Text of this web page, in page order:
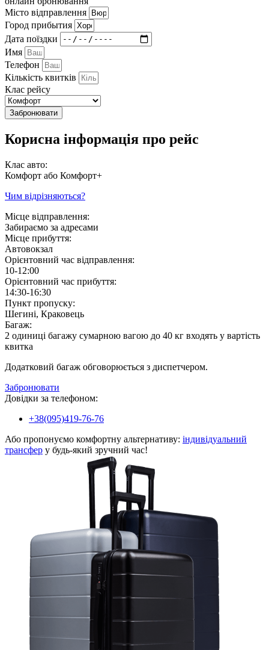
Мiсто вiдправлення
Город прибытия
Дата поїздки
Имя
Телефон
Кількість квитків
Клас рейсу
Забронювати
Корисна інформація про рейс
Клас авто:
Комфорт або Комфорт+
Чим відрізняються?
Місце відправлення:
Забираємо за адресами
Місце прибуття:
Автовокзал
Орієнтовний час відправлення:
10-12:00
Орієнтовний час прибуття:
14:30-16:30
Пункт пропуску:
Шегині, Краковець
Багаж:
2 одиниці багажу сумарною вагою до 40 кг входять у вартість
квитка
Додатковий багаж обговорюється з диспетчером.
Забронювати
Довідки за телефоном:
+38(095)419-76-76
Або пропонуємо комфортну альтернативу: індивідуальний
трансфер у будь-який зручний час!